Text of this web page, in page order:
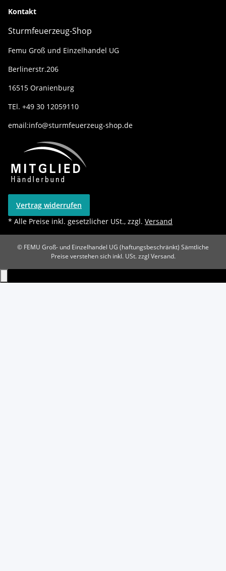
Kontakt
Sturmfeuerzeug-Shop
Femu Groß und Einzelhandel UG
Berlinerstr.206
16515 Oranienburg
TEl. +49 30 12059110
email:info@sturmfeuerzeug-shop.de
Vertrag widerrufen
* Alle Preise inkl. gesetzlicher USt., zzgl. Versand
© FEMU Groß- und Einzelhandel UG (haftungsbeschränkt) Sämtliche
Preise verstehen sich inkl. USt. zzgl Versand.